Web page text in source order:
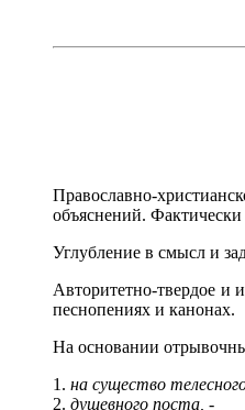
Православно-
объяснений. Фактически
Углубление в смысл и
Авторитетно-твердое и
песнопениях и канонах.
На основании
1. на существо
2. душевного поста, -